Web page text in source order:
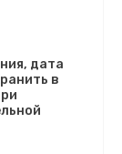
дата
в